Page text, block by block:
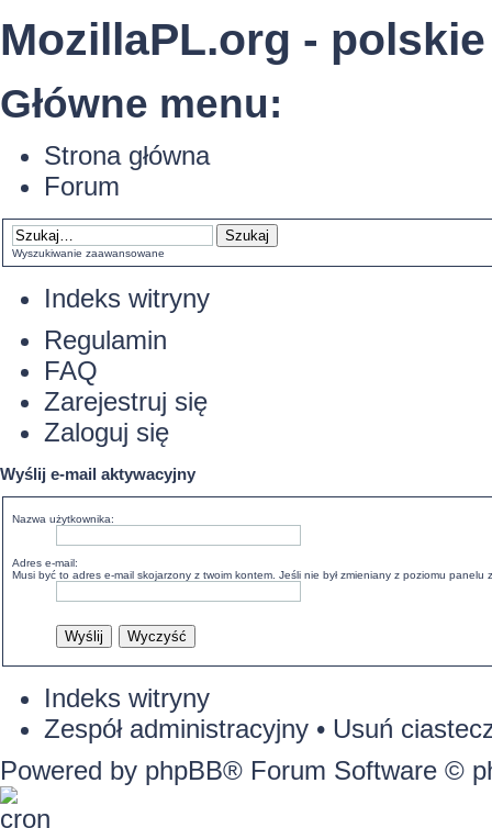
MozillaPL.org -
Główne menu:
Strona główna
Forum
Wyszukiwanie zaawansowane
Indeks witryny
Regulamin
FAQ
Zarejestruj się
Zaloguj się
Wyślij e-mail aktywacyjny
Nazwa użytkownika:
Adres e-mail:
Musi być to adres e-mail skojarzony z twoim kontem. Jeśli nie był zmieniany z poziomu
Indeks witryny
Zespół administracyjny • Usuń
Powered by phpBB® Forum Software ©